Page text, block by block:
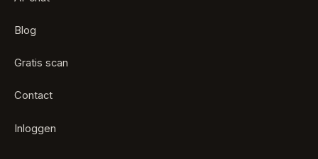
Blog
Gratis scan
Contact
Inloggen